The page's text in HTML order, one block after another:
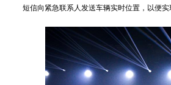
短信向紧急联系人发送车辆实时位置，以便